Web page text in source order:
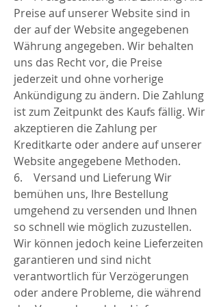
Preise auf unserer Website sind in
der auf der Website angegebenen
Währung angegeben. Wir behalten
uns das Recht vor, die Preise
jederzeit und ohne vorherige
Ankündigung zu ändern. Die Zahlung
ist zum Zeitpunkt des Kaufs fällig. Wir
akzeptieren die Zahlung per
Kreditkarte oder andere auf unserer
Website angegebene Methoden.
6. Versand und Lieferung Wir
bemühen uns, Ihre Bestellung
umgehend zu versenden und Ihnen
so schnell wie möglich zuzustellen.
Wir können jedoch keine Lieferzeiten
garantieren und sind nicht
verantwortlich für Verzögerungen
oder andere Probleme, die während